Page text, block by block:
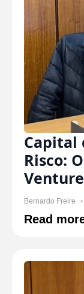
Capital
Risco:
Bernardo Freire
Read